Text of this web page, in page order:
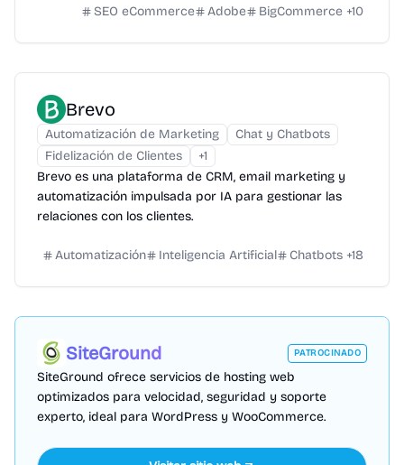
SEO eCommerce
Adobe BigCommerce +10
Brevo
Automatización de Marketing
Chat y Chatbots
Fidelización de Clientes
+1
Brevo es una plataforma de CRM, email marketing y
automatización impulsada por IA para gestionar las
relaciones con los clientes.
Automatización Inteligencia Artificial Chatbots +18
SiteGround PATROCINADO
SiteGround ofrece servicios de hosting web
optimizados para velocidad, seguridad y soporte
experto, ideal para WordPress y WooCommerce.